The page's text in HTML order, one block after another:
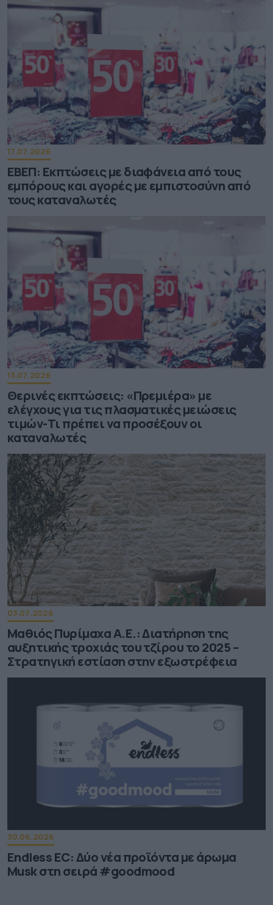
17.07.2026
ΕΒΕΠ: Εκπτώσεις με διαφάνεια από τους
εμπόρους και αγορές με εμπιστοσύνη από
τους καταναλωτές
13.07.2026
Θερινές εκπτώσεις: «Πρεμιέρα» με
ελέγχους για τις πλασματικές μειώσεις
τιμών-Τι πρέπει να προσέξουν οι
καταναλωτές
03.07.2026
Μαθιός Πυρίμαχα Α.Ε.: Διατήρηση της
αυξητικής τροχιάς του τζίρου το 2025 –
Στρατηγική εστίαση στην εξωστρέφεια
30.06.2026
Endless EC: Δύο νέα προϊόντα με άρωμα
Musk στη σειρά #goodmood